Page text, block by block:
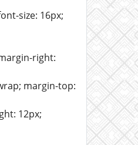
size: 16px;
right:
margin-top:
12px;